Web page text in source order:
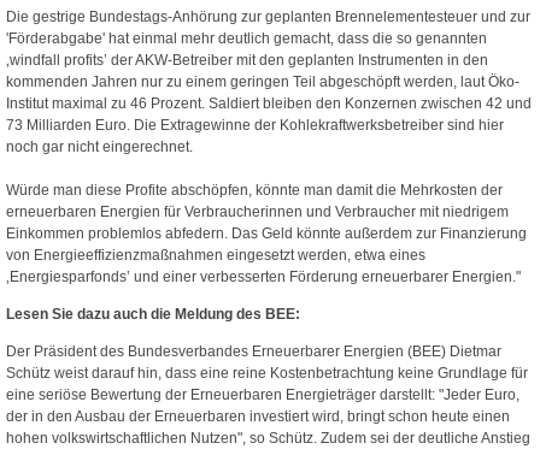
Die gestrige Bundestags-Anhörung zur geplanten Brennelementesteuer und zur
'Förderabgabe' hat einmal mehr deutlich gemacht, dass die so genannten
‚windfall profits’ der AKW-Betreiber mit den geplanten Instrumenten in den
kommenden Jahren nur zu einem geringen Teil abgeschöpft werden, laut Öko-
Institut maximal zu 46 Prozent. Saldiert bleiben den Konzernen zwischen 42 und
73 Milliarden Euro. Die Extragewinne der Kohlekraftwerksbetreiber sind hier
noch gar nicht eingerechnet.
Würde man diese Profite abschöpfen, könnte man damit die Mehrkosten der
erneuerbaren Energien für Verbraucherinnen und Verbraucher mit niedrigem
Einkommen problemlos abfedern. Das Geld könnte außerdem zur Finanzierung
von Energieeffizienzmaßnahmen eingesetzt werden, etwa eines
‚Energiesparfonds’ und einer verbesserten Förderung erneuerbarer Energien."
Lesen Sie dazu auch die Meldung des BEE:
Der Präsident des Bundesverbandes Erneuerbarer Energien (BEE) Dietmar
Schütz weist darauf hin, dass eine reine Kostenbetrachtung keine Grundlage für
eine seriöse Bewertung der Erneuerbaren Energieträger darstellt: "Jeder Euro,
der in den Ausbau der Erneuerbaren investiert wird, bringt schon heute einen
hohen volkswirtschaftlichen Nutzen", so Schütz. Zudem sei der deutliche Anstieg